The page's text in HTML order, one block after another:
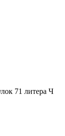
71 литера Ч